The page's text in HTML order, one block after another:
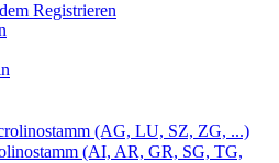
Registrieren
(AG, LU, SZ, ZG, ...)
(AI, AR, GR, SG, TG,